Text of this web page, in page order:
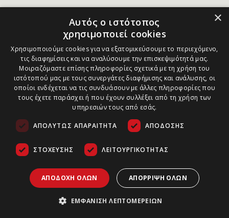
×
Αυτός ο ιστότοπος
χρησιμοποιεί cookies
Χρησιμοποιούμε cookies για να εξατομικεύσουμε το περιεχόμενο,
τις διαφημίσεις και να αναλύσουμε την επισκεψιμότητά μας.
Μοιραζόμαστε επίσης πληροφορίες σχετικά με τη χρήση του
ιστότοπού μας με τους συνεργάτες διαφήμισης και ανάλυσης, οι
οποίοι ενδέχεται να τις συνδυάσουν με άλλες πληροφορίες που
τους έχετε παράσχει ή που έχουν συλλέξει από τη χρήση των
υπηρεσιών τους από εσάς.
ΑΠΟΛΎΤΩΣ ΑΠΑΡΑΊΤΗΤΑ ΑΠΌΔΟΣΗΣ
ΣΤΌΧΕΥΣΗΣ ΛΕΙΤΟΥΡΓΙΚΌΤΗΤΑΣ
ΑΠΟΔΟΧΉ ΌΛΩΝ ΑΠΌΡΡΙΨΗ ΌΛΩΝ
ΕΜΦΆΝΙΣΗ ΛΕΠΤΟΜΕΡΕΙΏΝ